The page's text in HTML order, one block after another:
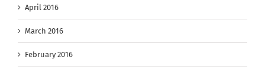
April 2016
March 2016
February 2016